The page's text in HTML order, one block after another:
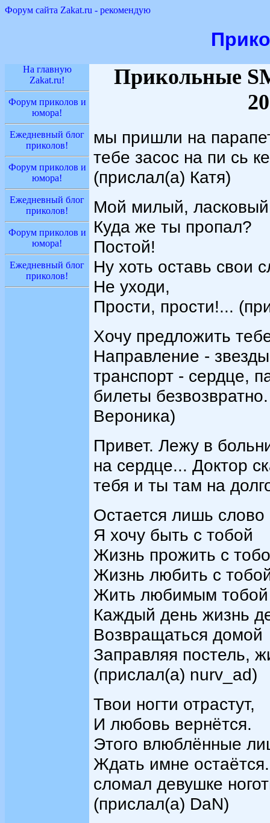
Форум сайта Zakat.ru - рекомендую
На главную
Zakat.ru!
Форум приколов и
юмора!
Ежедневный блог
приколов!
Форум приколов и
юмора!
Ежедневный блог
приколов!
Форум приколов и
юмора!
Ежедневный блог
приколов!
Прикольные
мы пришли на
тебе засос на пи сь
(прислал(а) Катя)
Мой милый,
Куда же ты пропал?
Постой!
Ну хоть оставь свои
Не уходи,
Прости, прости!...
Хочу предложить
Направление -
транспорт - сердце,
билеты
Вероника)
Привет. Лежу в
на сердце... Доктор
тебя и ты там на
Остается лишь слово
Я хочу быть с тобой
Жизнь прожить с
Жизнь любить с
Жить любимым тобой
Каждый день жизнь
Возвращаться домой
Заправляя постель,
(прислал(а) nurv_ad)
Твои ногти отрастут,
И любовь вернётся.
Этого влюблённые
Ждать имне
сломал девушке
(прислал(а) DaN)